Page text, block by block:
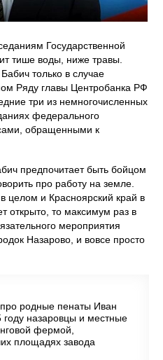
Государственной
тише воды, ниже травы.
только в случае
Ряду главы Центробанка РФ
три из немногочисленных
федерального
обращенными к
предпочитает быть бойцом
про работу на земле.
целом и Красноярский край в
открыто, то максимум раз в
мероприятия
Назарово, и вовсе просто
родные пенаты Иван
назаровцы и местные
фермой,
площадях завода